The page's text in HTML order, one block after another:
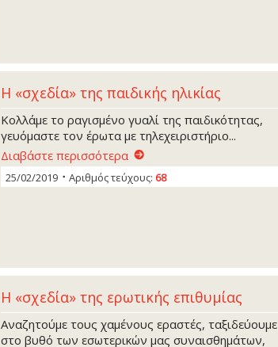
Η «σχεδία» της παιδικής ηλικίας
Κολλάμε το ραγισμένο γυαλί της παιδικότητας,
γευόμαστε τον έρωτα με τηλεχειριστήριο...
Διαβάστε περισσότερα
25/02/2019 Αριθμός τεύχους: 68
Η «σχεδία» της ερωτικής επιθυμίας
Αναζητούμε τους χαμένους εραστές, ταξιδεύουμε
στο βυθό των εσωτερικών μας συναισθημάτων,